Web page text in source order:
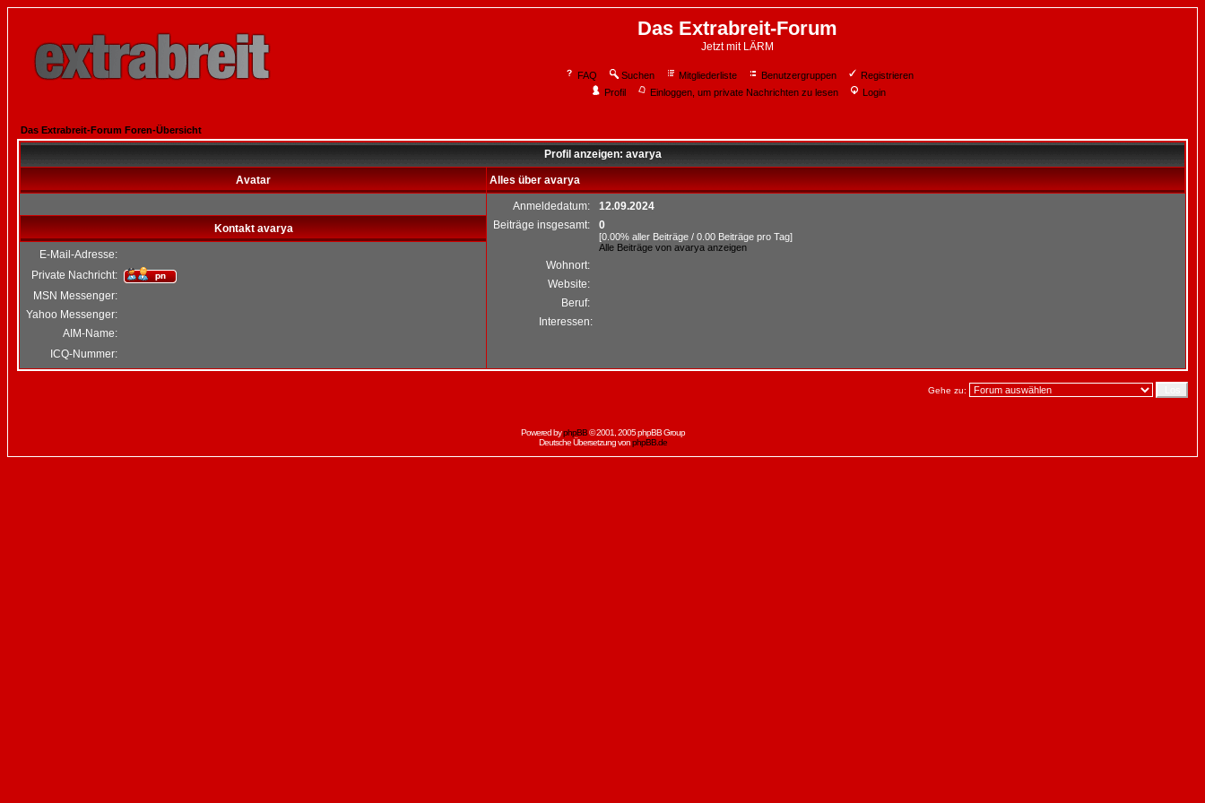
Das Extrabreit-Forum
Jetzt mit LÄRM
FAQ Suchen Mitgliederliste Benutzergruppen
Registrieren
Profil
Einloggen, um private Nachrichten zu lesen Login
Das Extrabreit-Forum Foren-Übersicht
Profil anzeigen: avarya
Avatar Alles über avarya
Anmeldedatum:
12.09.2024
Beiträge insgesamt:
0
[0.00% aller Beiträge / 0.00 Beiträge pro Tag]
Alle Beiträge von avarya anzeigen
Wohnort:
Website:
Beruf:
Interessen:
Kontakt avarya
E-Mail-Adresse:
Private Nachricht:
MSN Messenger:
Yahoo Messenger:
AIM-Name:
ICQ-Nummer:
Gehe zu:
Powered byphpBB© 2001, 2005 phpBB Group
Deutsche Übersetzung vonphpBB.de